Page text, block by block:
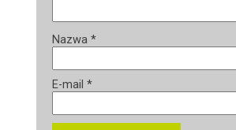
Nazwa *
E-mail *